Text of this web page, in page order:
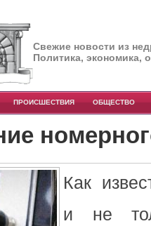
Свежие новости из
Политика, экономика,
ПРОИСШЕСТВИЯ ОБЩЕСТВО
Как
и не